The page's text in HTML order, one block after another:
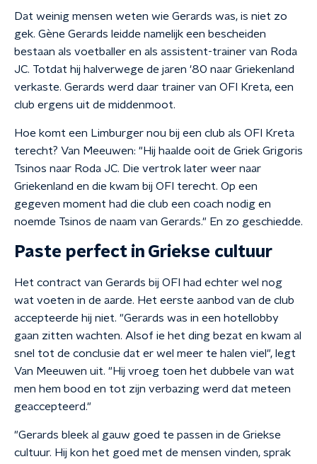
Dat weinig mensen weten wie Gerards was, is niet zo
gek. Gène Gerards leidde namelijk een bescheiden
bestaan als voetballer en als assistent-trainer van Roda
JC. Totdat hij halverwege de jaren '80 naar Griekenland
verkaste. Gerards werd daar trainer van OFI Kreta, een
club ergens uit de middenmoot.
Hoe komt een Limburger nou bij een club als OFI Kreta
terecht? Van Meeuwen: "Hij haalde ooit de Griek Grigoris
Tsinos naar Roda JC. Die vertrok later weer naar
Griekenland en die kwam bij OFI terecht. Op een
gegeven moment had die club een coach nodig en
noemde Tsinos de naam van Gerards." En zo geschiedde.
Paste perfect in Griekse cultuur
Het contract van Gerards bij OFI had echter wel nog
wat voeten in de aarde. Het eerste aanbod van de club
accepteerde hij niet. "Gerards was in een hotellobby
gaan zitten wachten. Alsof ie het ding bezat en kwam al
snel tot de conclusie dat er wel meer te halen viel", legt
Van Meeuwen uit. "Hij vroeg toen het dubbele van wat
men hem bood en tot zijn verbazing werd dat meteen
geaccepteerd."
"Gerards bleek al gauw goed te passen in de Griekse
cultuur. Hij kon het goed met de mensen vinden, sprak